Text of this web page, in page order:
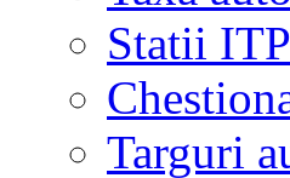
Statii ITP
Targuri